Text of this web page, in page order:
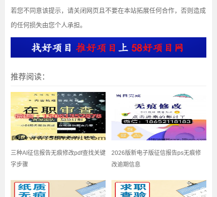
若您不同意该提示，请关闭网页且不要在本站拓展任何合作，否则造成
的任何损失由您个人承担。
推荐阅读：
三种AI征信报告无痕修改pdf查找关键
字步骤
2026版新电子版征信报告ps无痕修
改逾期信息